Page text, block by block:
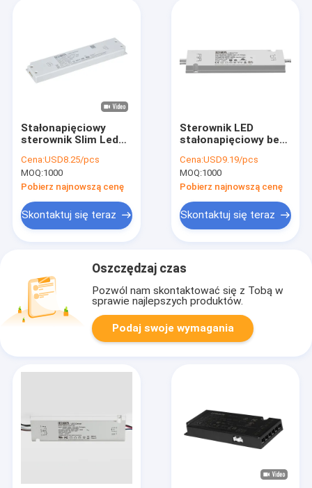
Stałonapięciowy
sterownik Slim Led
oświetlenia
lustrzanego
Cena:USD8.25/pcs
MOQ:1000
Pobierz najnowszą cenę
Skontaktuj się teraz
Sterownik LED
stałonapięciowy bez
LED 60W do
oświetlenia
łazienkowego
Cena:USD9.19/pcs
MOQ:1000
Pobierz najnowszą cenę
Skontaktuj się teraz
Oszczędzaj czas
Pozwól nam skontaktować się z Tobą w
sprawie najlepszych produktów.
Podaj swoje wymagania